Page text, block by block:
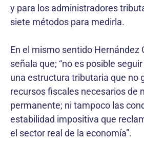
y para los administradores
siete métodos para medirla.
En el mismo sentido Hernández
señala que; “no es posible
una estructura tributaria que no
recursos fiscales necesarios de
permanente; ni tampoco las
estabilidad impositiva que
el sector real de la economía”.